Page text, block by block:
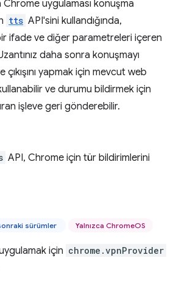
Chrome uygulaması konuşma
tts API'sini kullandığında,
ifade ve diğer parametreleri içeren
daha sonra konuşmayı
çıkışını yapmak için mevcut web
ve durumu bildirmek için
işleve geri gönderebilir.
API, Chrome için tür bildirimlerini
sürümler Yalnızca ChromeOS
için chrome.vpnProvider